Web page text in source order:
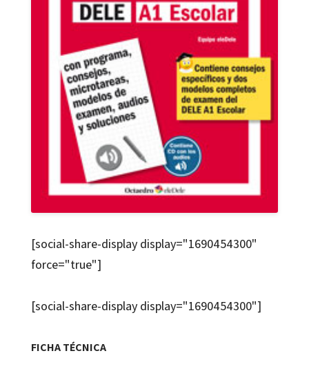
[social-share-display display="1690454300"
force="true"]
[social-share-display display="1690454300"]
FICHA TÉCNICA